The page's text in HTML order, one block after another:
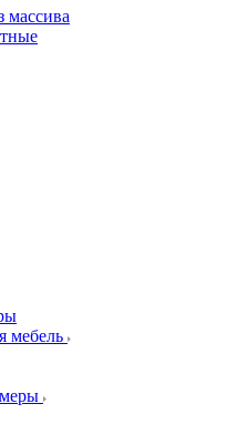
мебель